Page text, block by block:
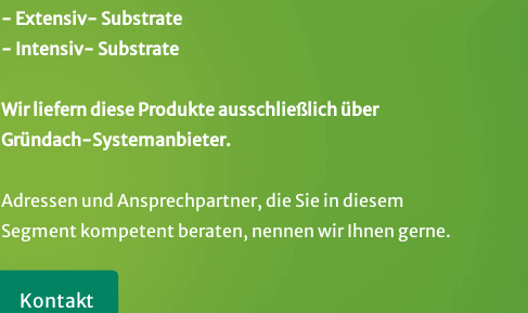
- Extensiv- Substrate
- Intensiv- Substrate
Wir liefern diese Produkte ausschließlich über
Gründach-Systemanbieter.
Adressen und Ansprechpartner, die Sie in diesem
Segment kompetent beraten, nennen wir Ihnen gerne.
Kontakt